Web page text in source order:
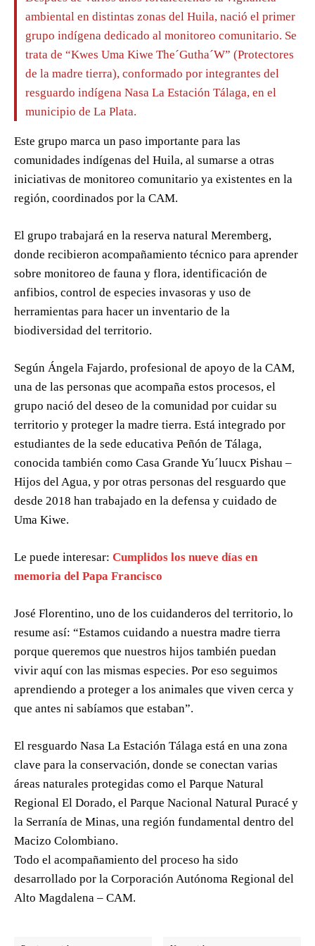
ambiental en distintas zonas del Huila, nació el primer
grupo indígena dedicado al monitoreo comunitario. Se
trata de “Kwes Uma Kiwe The´Gutha´W” (Protectores
de la madre tierra), conformado por integrantes del
resguardo indígena Nasa La Estación Tálaga, en el
municipio de La Plata.
Este grupo marca un paso importante para las
comunidades indígenas del Huila, al sumarse a otras
iniciativas de monitoreo comunitario ya existentes en la
región, coordinados por la CAM.
El grupo trabajará en la reserva natural Meremberg,
donde recibieron acompañamiento técnico para aprender
sobre monitoreo de fauna y flora, identificación de
anfibios, control de especies invasoras y uso de
herramientas para hacer un inventario de la
biodiversidad del territorio.
Según Ángela Fajardo, profesional de apoyo de la CAM,
una de las personas que acompaña estos procesos, el
grupo nació del deseo de la comunidad por cuidar su
territorio y proteger la madre tierra. Está integrado por
estudiantes de la sede educativa Peñón de Tálaga,
conocida también como Casa Grande Yu´luucx Pishau –
Hijos del Agua, y por otras personas del resguardo que
desde 2018 han trabajado en la defensa y cuidado de
Uma Kiwe.
Le puede interesar: Cumplidos los nueve días en
memoria del Papa Francisco
José Florentino, uno de los cuidanderos del territorio, lo
resume así: “Estamos cuidando a nuestra madre tierra
porque queremos que nuestros hijos también puedan
vivir aquí con las mismas especies. Por eso seguimos
aprendiendo a proteger a los animales que viven cerca y
que antes ni sabíamos que estaban”.
El resguardo Nasa La Estación Tálaga está en una zona
clave para la conservación, donde se conectan varias
áreas naturales protegidas como el Parque Natural
Regional El Dorado, el Parque Nacional Natural Puracé y
la Serranía de Minas, una región fundamental dentro del
Macizo Colombiano.
Todo el acompañamiento del proceso ha sido
desarrollado por la Corporación Autónoma Regional del
Alto Magdalena – CAM.